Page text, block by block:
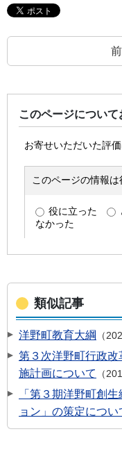
このページについ
類似記事
洋野町教育大綱
第３次洋野町行政
施計画について
「第３期洋野町創
ョン」の策定につい